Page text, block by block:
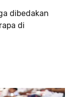
dibedakan
di